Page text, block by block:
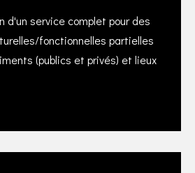
d'un service complet pour des
fonctionnelles partielles
(publics et privés) et lieux